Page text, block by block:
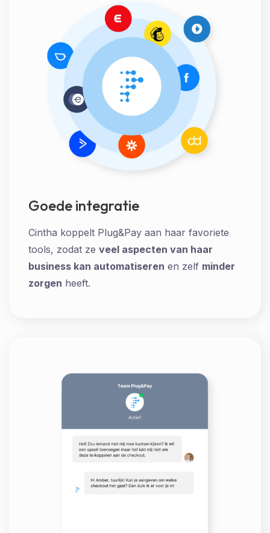
Goede integratie
Cintha koppelt Plug&Pay aan haar favoriete
tools, zodat ze veel aspecten van haar
business kan automatiseren en zelf minder
zorgen heeft.